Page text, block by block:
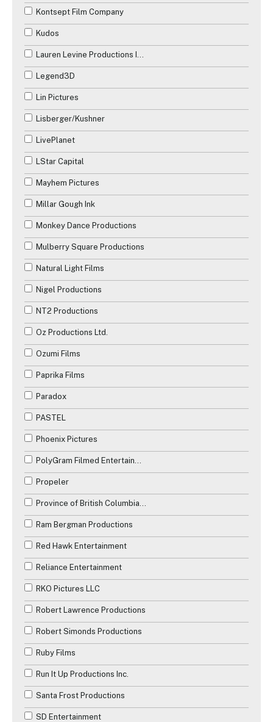
Kontsept Film Company
Kudos
Lauren Levine Productions Inc.
Legend3D
Lin Pictures
Lisberger/Kushner
LivePlanet
LStar Capital
Mayhem Pictures
Millar Gough Ink
Monkey Dance Productions
Mulberry Square Productions
Natural Light Films
Nigel Productions
NT2 Productions
Oz Productions Ltd.
Ozumi Films
Paprika Films
Paradox
PASTEL
Phoenix Pictures
PolyGram Filmed Entertainment
Propeler
Province of British Columbia Production Services Tax Credit
Ram Bergman Productions
Red Hawk Entertainment
Reliance Entertainment
RKO Pictures LLC
Robert Lawrence Productions
Robert Simonds Productions
Ruby Films
Run It Up Productions Inc.
Santa Frost Productions
SD Entertainment